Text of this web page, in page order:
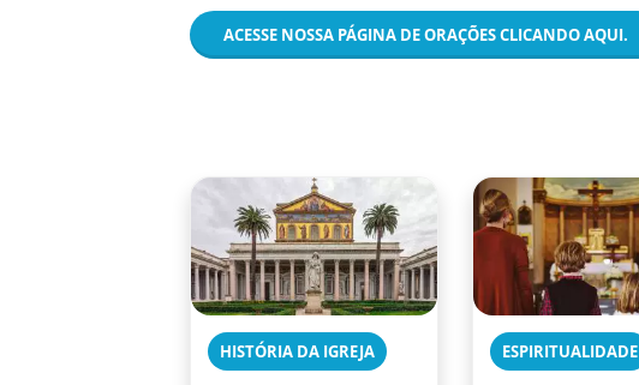
ACESSE NOSSA PÁGINA DE ORAÇÕES CLICANDO AQUI.
HISTÓRIA DA IGREJA ESPIRITUALIDADE